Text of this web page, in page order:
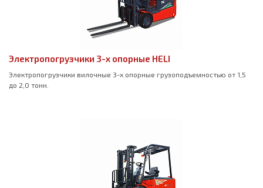
Электропогрузчики 3-х опорные HELI
Электропогрузчики вилочные 3-х опорные грузоподъемностью от 1,5
до 2,0 тонн.